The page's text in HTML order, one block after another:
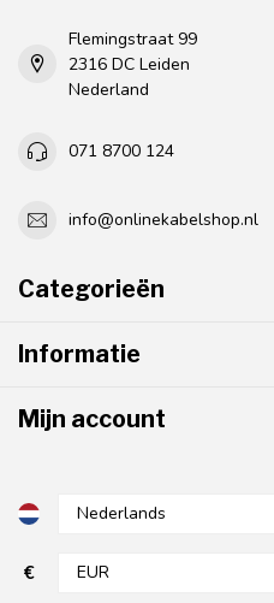
Flemingstraat 99
2316 DC Leiden
Nederland
071 8700 124
info@onlinekabelshop.nl
Categorieën
Informatie
Mijn account
€